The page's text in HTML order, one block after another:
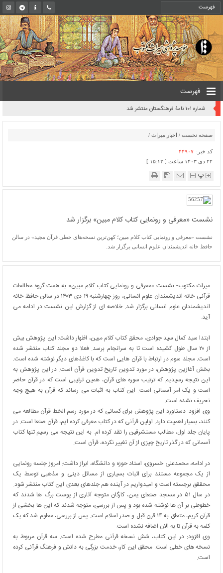
فهرست
شماره ۱۰۱ نامۀ فرهنگستان منتشر شد
صفحه نخست / اخبار میراث /
کد خبر: ۴۴۹۰۷
۲۲ دی ۱۴۰۳ ساعت [ ۱۵:۱۳ ]
پ
نشست «معرفی و رونمایی کتاب کلام مبین» برگزار شد
نشست «معرفی و رونمایی کتاب کلام مبین؛ کهن‌ترین نسخه‌های خطی قرآن مجید» در سالن
حافظ خانه اندیشمندان علوم انسانی برگزار شد.
میراث مکتوب- نشست «معرفی و رونمایی کتاب کلام مبین» به همت گروه مطالعات
قرآنی خانه اندیشمندان علوم انسانی، روز چهارشنبه ۱۹ دی ۱۴۰۳ در سالن حافظ خانه
اندیشمندان علوم انسانی برگزار شد. خلاصه ای از گزارش این نشست در ادامه می
آید.
ابتدا سید کمال سید جوادی، محقق کتاب کلام مبین، اظهار داشت: این پژوهش بیش
از ۲۰ سال طول کشیده است تا به سرانجام برسد. فعلا دو مجلد کتاب منتشر شده
است. مجلد سوم در ارتباط با قرآن هایی است که با کاغذهای دیگر نوشته شده است.
بخش آغازین پژوهش، در مورد تدوین تاریخ تدوین قرآن است. در این پژوهش به
این نتیجه رسیدیم که ترتیب سوره های قرآن، همین ترتیبی است که در قرآن حاضر
است و یک امر آسمانی است. این کتاب به اثبات می رساند که قرآن به هیچ وجه
تحریف نشده است.
وی افزود: دستاورد این پژوهش برای کسانی که در مورد رسم الخط قرآن مطالعه می
کنند، بسیار اهمیت دارد. اولین قرآنی که در کتاب معرفی کرده ایم، قرآن صنعا است. در
پایان جلد اول، مطالب مستشرقین را نقد کرده ام. به این نتیجه می رسیم تنها کتاب
آسمانی که در گذر تاریخ چیزی از آن تغییر نکرده، قرآن است.
در ادامه،محمدعلی خسروی، استاد حوزه و دانشگاه، ابراز داشت: امروز جلسه رونمایی
از یک مجموعه مستند برای اثبات بسیاری از مسائل دینی و مذهبی توسط یک
محققق برجسته است و امیدواریم در آینده هم جلدهای بعدی این کتاب منتشر شود.
در سال ۵۱ در مسجد صنعای یمن، کارگان متوجه آثاری از پوست برگ ها شدند که
خطوطی بر آن ها نوشته شده بود و پس از بررسی، متوجه شدند که این ها بخشی از
قرآن کریم، متعلق به ۱۴ قرن قبل و صدر اسلام است. پس از بررسی، معلوم شد که یک
کلمه به قرآن تا به الان اضافه نشده است.
وی افزود: در این کتاب، شش نسخه قرآنی مطرح شده است. سه قرآن مربوط به
نسخه های خطی است. محقق این کار، خدمت بزرگی به دانش و فرهنگ قرآنی کرده
است.